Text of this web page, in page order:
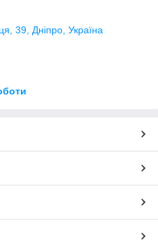
39, Дніпро, Україна